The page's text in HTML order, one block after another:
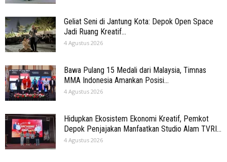
Geliat Seni di Jantung Kota: Depok Open Space
Jadi Ruang Kreatif...
4 Agustus 2026
Bawa Pulang 15 Medali dari Malaysia, Timnas
MMA Indonesia Amankan Posisi...
4 Agustus 2026
Hidupkan Ekosistem Ekonomi Kreatif, Pemkot
Depok Penjajakan Manfaatkan Studio Alam TVRI...
4 Agustus 2026